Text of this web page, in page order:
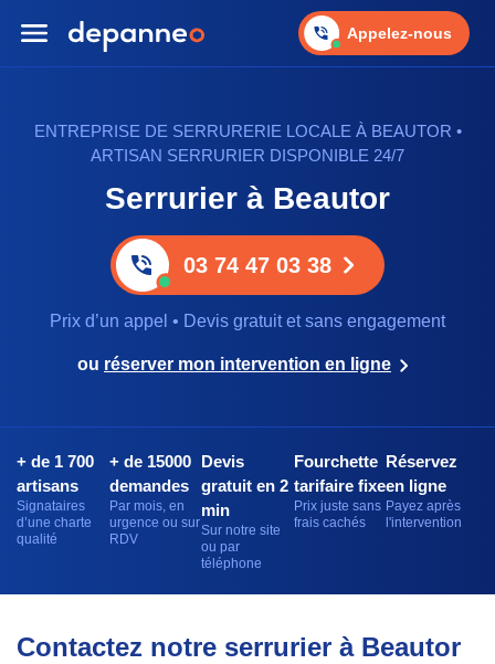
Appelez-nous
ENTREPRISE DE SERRURERIE LOCALE À BEAUTOR •
ARTISAN SERRURIER DISPONIBLE 24/7
Serrurier à Beautor
03 74 47 03 38
Prix d’un appel • Devis gratuit et sans engagement
ou réserver mon intervention en ligne
+ de 1 700
artisans
Signataires
d’une charte
qualité
+ de 15000
demandes
Par mois, en
urgence ou sur
RDV
Devis
gratuit en 2
min
Sur notre site
ou par
téléphone
Fourchette
tarifaire fixe
Prix juste sans
frais cachés
Réservez
en ligne
Payez après
l'intervention
Contactez notre serrurier à Beautor